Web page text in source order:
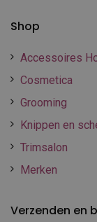
Shop
Accessoires
Cosmetica
Grooming
Knippen en
Trimsalon
Merken
Verzenden en